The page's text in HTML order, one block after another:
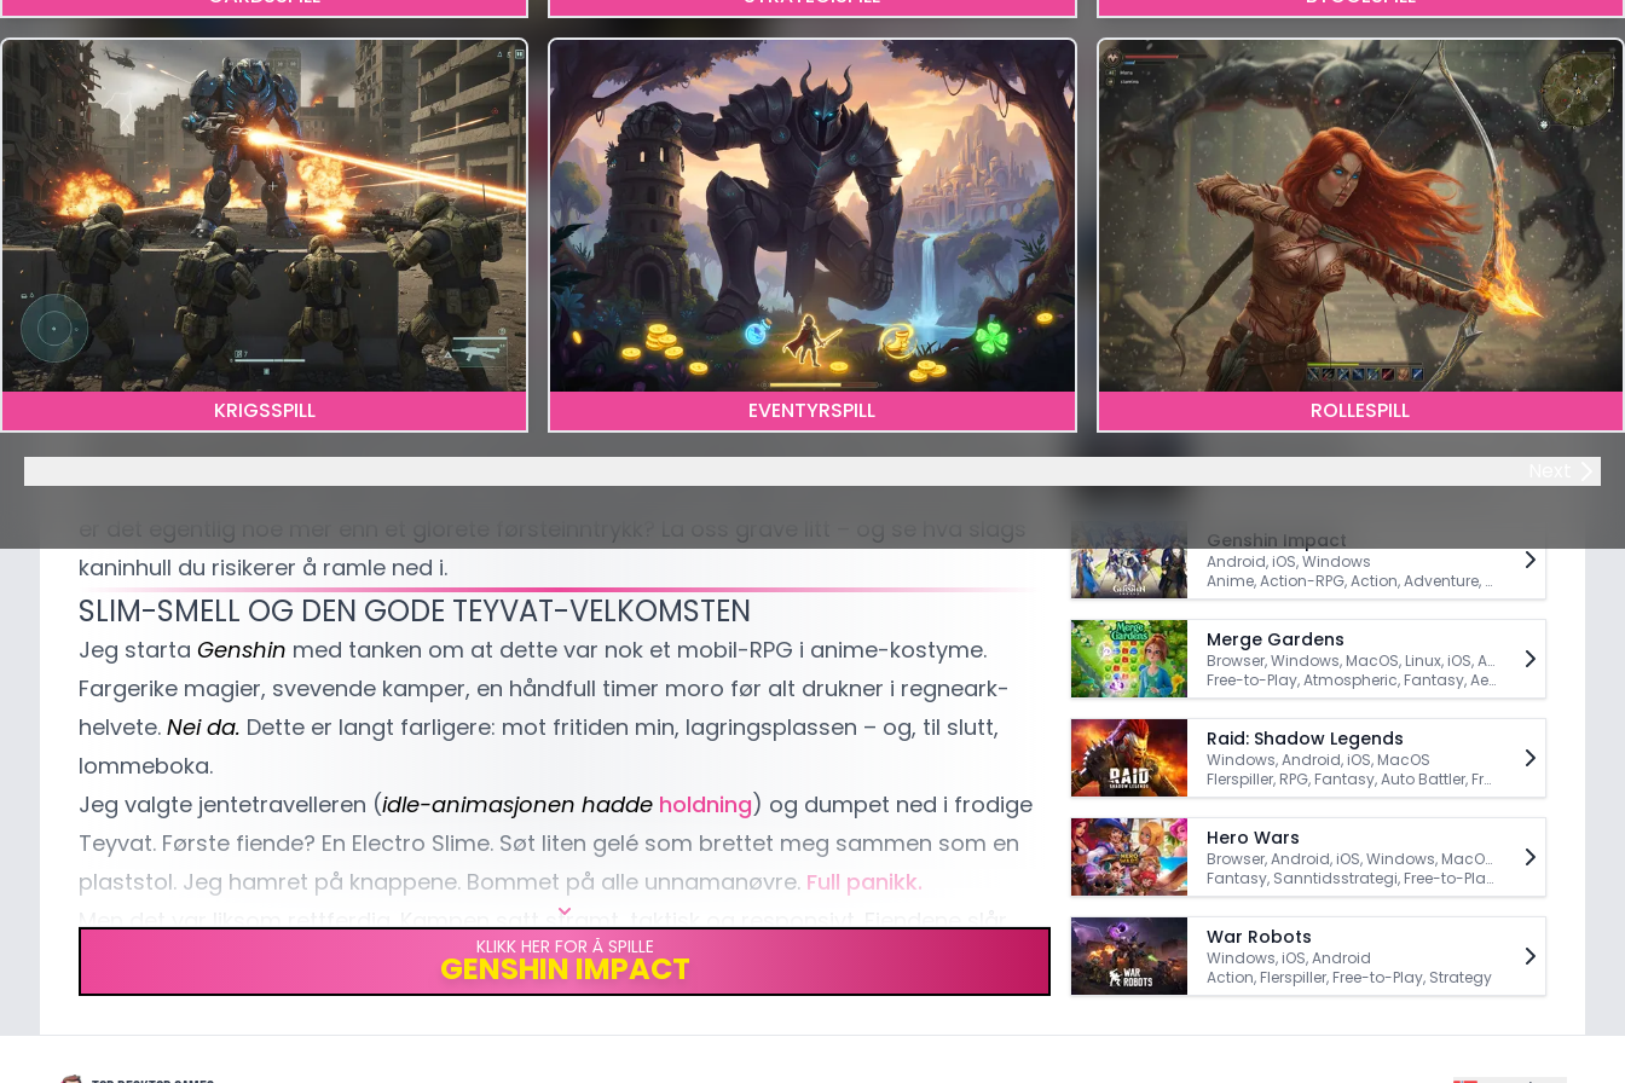
KLIKK HER FOR Å SPILLE
GENSHIN IMPACT
AndroidiOSWindows
SJANGER
AnimeAction-RPGActionAdventure Utforskning Fantasy RPGGachaFree-to-Play
Flerspiller
Anmeldelse
Genshin Impact: Gacha, guder og grenseløs
grinding
Teyvat roper. Med seg tar det venner, fyrverkeri og et evig behov for farming.
Velkommen til Genshin Impact
, hvor anime-grafikken er sylskarp, sverdene gløder av
elementær dramatikk, og sjansen for å få en 5-stjerners karakter? La oss si det sånn…
statistisk ydmykende. Enten du er en gratisspiller på oppdagelsesferd eller en VISA-kriger
på storhandel, åpner spillet en enorm verden full av grotter, gåter og kaotisk kamp. Men
kaninhull du risikerer å ramle ned i.
SLIM-SMELL OG DEN GODE TEYVAT-VELKOMSTEN
Jeg starta Genshin med tanken om at dette var nok et mobil-RPG i anime-kostyme.
Fargerike magier, svevende kamper, en håndfull timer moro før alt drukner i regneark-
helvete. Nei da. Dette er langt farligere: mot fritiden min, lagringsplassen – og, til slutt,
lommeboka.
Jeg valgte jentetravelleren (idle-animasjonen hadde holdning) og dumpet ned i frodige
Teyvat. Første fiende? En Electro Slime. Søt liten gelé som brettet meg sammen som en
plaststol. Jeg hamret på knappene. Bommet på alle unnamanøvre. Full panikk.
Men det var liksom rettferdig. Kampen satt stramt, taktisk og responsivt. Fiendene slår
ikke bare vilt rundt seg - de gir deg faktisk et hint først. Element-kombinasjonene
noe. Da jeg til slutt sprengte slimen med Swirl-effekt, klinka jeg til med en jubel alene i
stua som om jeg vant EVO.Kleint. Men verdt det.
KLIKK HER FOR Å SPILLE
GENSHIN IMPACT
Anbefalte spill
Heroes of History
Browser, Android, iOS
Strategy, Bybyggerspill, Free-to-Play, Fantasy, Base-Building, Sanntidsstrategi, Flerspiller
Wuthering Waves
Windows, MacOS, Android, iOS
RPG, Anime, Action-RPG, Free-to-Play, Adventure, Action, Utforskning, Gacha, Strategy, Flerspiller, Fantasy
Windows, Android, iOS
Anime, RPG, Adventure, Strategy, Fantasy, Gacha, Free-to-Play, Flerspiller
Genshin Impact
Android, iOS, Windows
Anime, Action-RPG, Action, Adventure, Utforskning, Fantasy, RPG, Gacha, Free-to-Play, Flerspiller
Merge Gardens
Browser, Windows, MacOS, Linux, iOS, Android
Free-to-Play, Atmospheric, Fantasy, Aesthetic
Raid: Shadow Legends
Windows, Android, iOS, MacOS
Flerspiller, RPG, Fantasy, Auto Battler, Free-to-Play, Strategy, Base-Building, Gacha
Hero Wars
Browser, Android, iOS, Windows, MacOS, Linux
Fantasy, Sanntidsstrategi, Free-to-Play, RPG, Strategy, Flerspiller
War Robots
Windows, iOS, Android
Action, Flerspiller, Free-to-Play, Strategy
KRIGSSPILL EVENTYRSPILL ROLLESPILL